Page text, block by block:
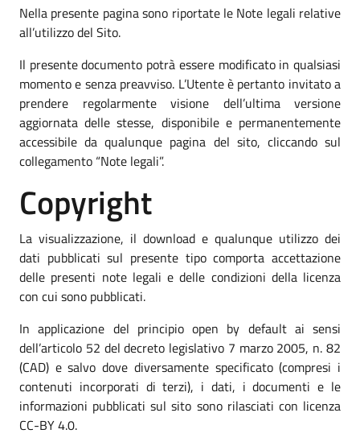
Nella presente pagina sono riportate le Note legali relative
all’utilizzo del Sito.
Il presente documento potrà essere modificato in qualsiasi
momento e senza preavviso. L’Utente è pertanto invitato a
prendere regolarmente visione dell’ultima versione
aggiornata delle stesse, disponibile e permanentemente
accessibile da qualunque pagina del sito, cliccando sul
collegamento “Note legali”.
Copyright
La visualizzazione, il download e qualunque utilizzo dei
dati pubblicati sul presente tipo comporta accettazione
delle presenti note legali e delle condizioni della licenza
con cui sono pubblicati.
In applicazione del principio open by default ai sensi
dell’articolo 52 del decreto legislativo 7 marzo 2005, n. 82
(CAD) e salvo dove diversamente specificato (compresi i
contenuti incorporati di terzi), i dati, i documenti e le
informazioni pubblicati sul sito sono rilasciati con licenza
CC-BY 4.0.